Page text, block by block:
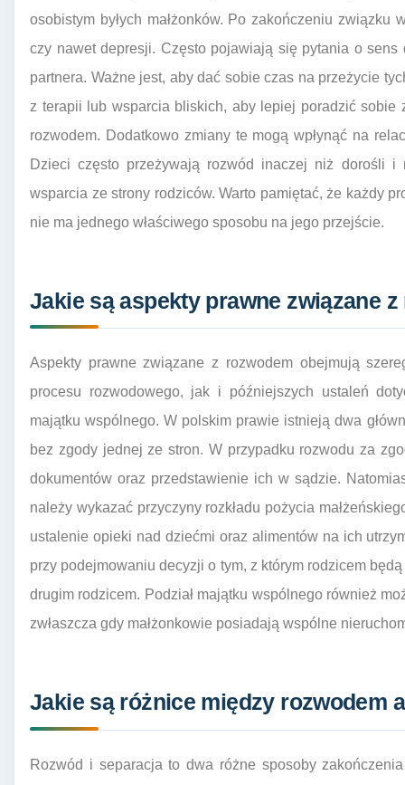
osobistym byłych małżonków. Po zakończeniu
czy nawet depresji. Często pojawiają się pytania o sens
partnera. Ważne jest, aby dać sobie czas na przeżycie
z terapii lub wsparcia bliskich, aby lepiej poradzić sobie
rozwodem. Dodatkowo zmiany te mogą wpłynąć na
Dzieci często przeżywają rozwód inaczej niż dorośli i
wsparcia ze strony rodziców. Warto pamiętać, że każdy
nie ma jednego właściwego sposobu na jego przejście.
Jakie są aspekty prawne związane
Aspekty prawne związane z rozwodem obejmują
procesu rozwodowego, jak i późniejszych ustaleń
majątku wspólnego. W polskim prawie istnieją dwa
bez zgody jednej ze stron. W przypadku rozwodu za
dokumentów oraz przedstawienie ich w sądzie.
należy wykazać przyczyny rozkładu pożycia
ustalenie opieki nad dziećmi oraz alimentów na ich
przy podejmowaniu decyzji o tym, z którym rodzicem
drugim rodzicem. Podział majątku wspólnego również
zwłaszcza gdy małżonkowie posiadają wspólne
Jakie są różnice między rozwodem
Rozwód i separacja to dwa różne sposoby